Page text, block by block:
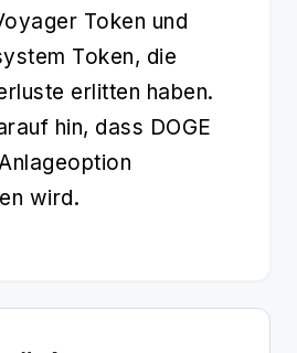
Token und
Token, die
erlitten haben.
hin, dass DOGE
wird.